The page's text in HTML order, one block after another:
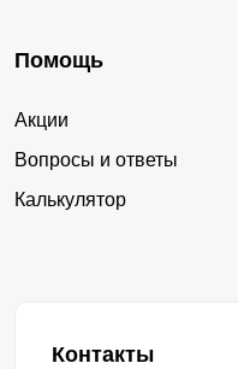
Помощь
Акции
Вопросы и ответы
Калькулятор
Контакты